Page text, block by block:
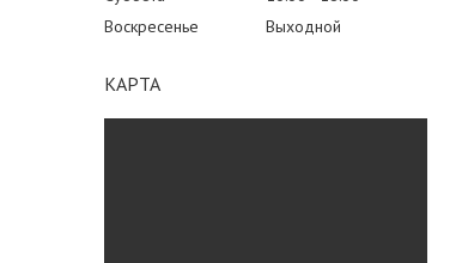
Воскресенье
Выходной
КАРТА